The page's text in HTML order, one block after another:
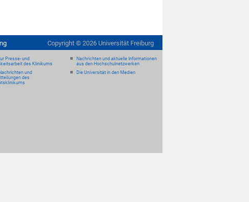
Copyright © 2026 Universität Freiburg
Presse- und
des Klinikums
und
des
Nachrichten und aktuelle Informationen
aus den Hochschulnetzwerken
Die Universität in den Medien